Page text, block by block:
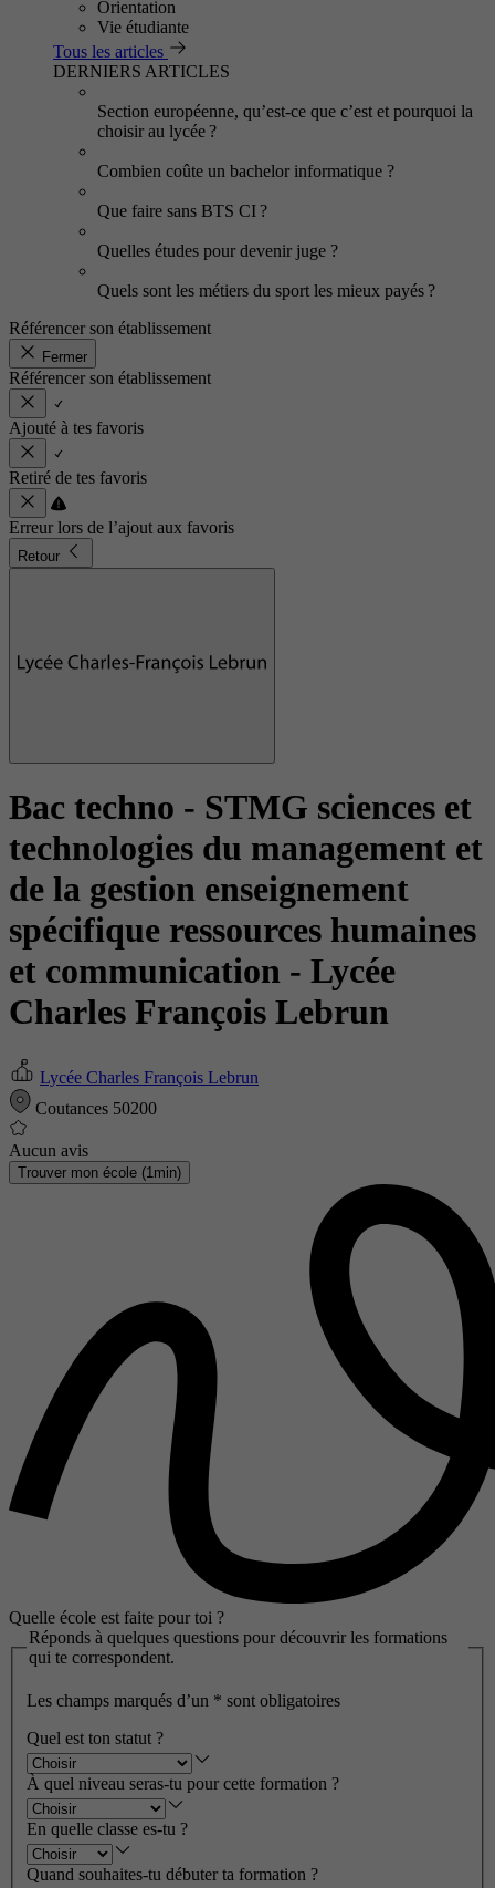
Orientation
Vie étudiante
Tous les articles
DERNIERS ARTICLES
Section européenne, qu’est-ce que c’est et pourquoi la
choisir au lycée ?
Combien coûte un bachelor informatique ?
Que faire sans BTS CI ?
Quelles études pour devenir juge ?
Quels sont les métiers du sport les mieux payés ?
Référencer son établissement
Fermer
Référencer son établissement
Ajouté à tes favoris
Retiré de tes favoris
Erreur lors de l’ajout aux favoris
Retour
Bac techno - STMG sciences et
technologies du management et
de la gestion enseignement
spécifique ressources humaines
et communication - Lycée
Charles François Lebrun
Lycée Charles François Lebrun
Coutances 50200
Aucun avis
Trouver mon école (1min)
Quelle école est faite pour toi ?
Réponds à quelques questions pour découvrir les formations
qui te correspondent.
Les champs marqués d’un * sont obligatoires
Quel est ton statut ?
À quel niveau seras-tu pour cette formation ?
En quelle classe es-tu ?
Quand souhaites-tu débuter ta formation ?